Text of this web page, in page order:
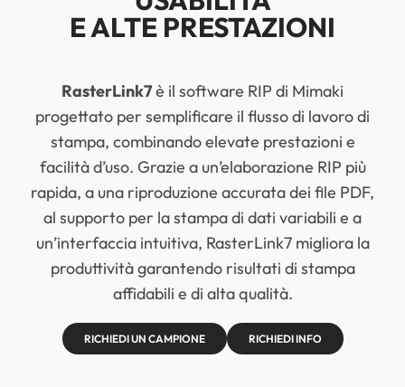
E ALTE PRESTAZIONI
RasterLink7è il software RIP di Mimaki
progettato per semplificare il flusso di lavoro di
stampa, combinando elevate prestazioni e
facilità d’uso. Grazie a un’elaborazione RIP più
rapida, a una riproduzione accurata dei file PDF,
al supporto per la stampa di dati variabili e a
un’interfaccia intuitiva, RasterLink7 migliora la
produttività garantendo risultati di stampa
affidabili e di alta qualità.
RICHIEDI UN CAMPIONE RICHIEDI INFO